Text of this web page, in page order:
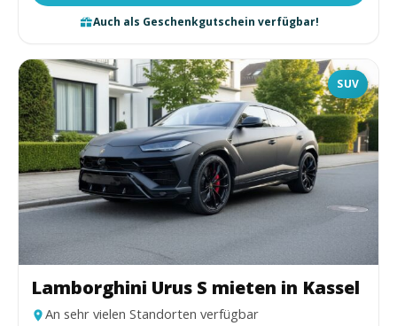
Auch als Geschenkgutschein verfügbar!
SUV
Lamborghini Urus S mieten in Kassel
An sehr vielen Standorten verfügbar